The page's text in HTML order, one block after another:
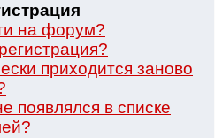
на форум?
приходится заново
появлялся в списке